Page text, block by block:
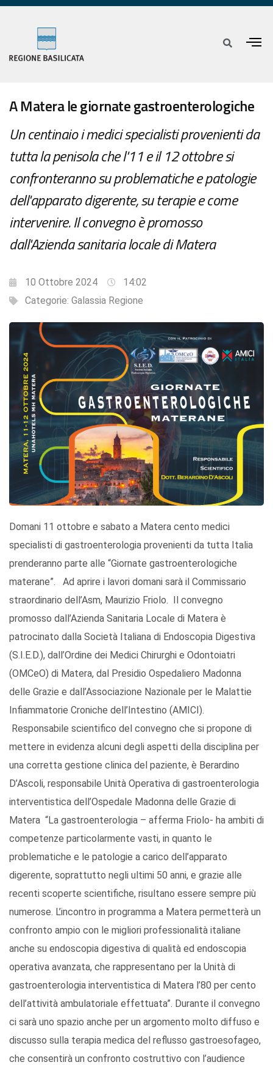
A Matera le giornate gastroenterologiche
Un centinaio i medici specialisti provenienti da
tutta la penisola che l'11 e il 12 ottobre si
confronteranno su problematiche e patologie
dell'apparato digerente, su terapie e come
intervenire. Il convegno è promosso
dall'Azienda sanitaria locale di Matera
10 Ottobre 2024
14:02
Categorie: Galassia Regione
Domani 11 ottobre e sabato a Matera cento medici
specialisti di gastroenterologia provenienti da tutta Italia
prenderanno parte alle “Giornate gastroenterologiche
materane”. Ad aprire i lavori domani sarà il Commissario
straordinario dell’Asm, Maurizio Friolo. Il convegno
promosso dall’Azienda Sanitaria Locale di Matera è
patrocinato dalla Società Italiana di Endoscopia Digestiva
(S.I.E.D.), dall’Ordine dei Medici Chirurghi e Odontoiatri
(OMCeO) di Matera, dal Presidio Ospedaliero Madonna
delle Grazie e dall’Associazione Nazionale per le Malattie
Infiammatorie Croniche dell’Intestino (AMICI).
Responsabile scientifico del convegno che si propone di
mettere in evidenza alcuni degli aspetti della disciplina per
una corretta gestione clinica del paziente, è Berardino
D’Ascoli, responsabile Unità Operativa di gastroenterologia
interventistica dell’Ospedale Madonna delle Grazie di
Matera “La gastroenterologia – afferma Friolo- ha ambiti di
competenze particolarmente vasti, in quanto le
problematiche e le patologie a carico dell’apparato
digerente, soprattutto negli ultimi 50 anni, e grazie alle
recenti scoperte scientifiche, risultano essere sempre più
numerose. L’incontro in programma a Matera permetterà un
confronto ampio con le migliori professionalità italiane
anche su endoscopia digestiva di qualità ed endoscopia
operativa avanzata, che rappresentano per la Unità di
gastroenterologia interventistica di Matera l’80 per cento
dell’attività ambulatoriale effettuata”. Durante il convegno
ci sarà uno spazio anche per un argomento molto diffuso e
discusso sulla terapia medica del reflusso gastroesofageo,
che consentirà un confronto costruttivo con l’audience